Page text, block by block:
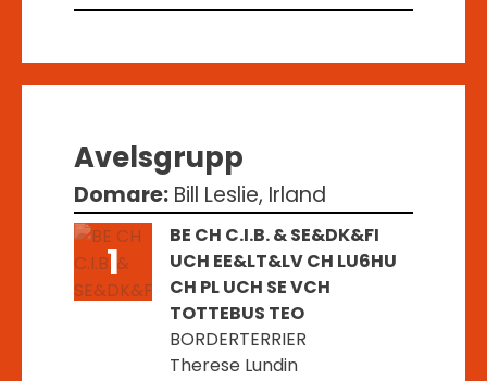
Avelsgrupp
Domare: Bill Leslie, Irland
1
BE CH C.I.B. & SE&DK&FI
UCH EE&LT&LV CH LU6HU
CH PL UCH SE VCH
TOTTEBUS TEO
BORDERTERRIER
Therese Lundin